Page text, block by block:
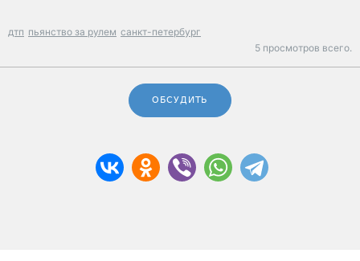
дтп пьянство за рулем санкт-петербург
5 просмотров всего.
ОБСУДИТЬ